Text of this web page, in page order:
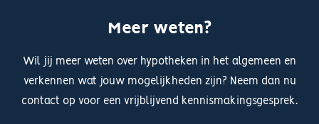
Meer weten?
Wil jij meer weten over hypotheken in het algemeen en
verkennen wat jouw mogelijkheden zijn? Neem dan nu
contact op voor een vrijblijvend kennismakingsgesprek.